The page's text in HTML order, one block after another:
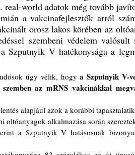
real-world adatok még tovább
a vakcinafejlesztők arról
orosz lakos körében az
szembeni védelem
Szputnyik V hatékonysága a
úgy vélik, hogy
a Szputnyik V-
az mRNS vakcinákkal
oltóanyagok alkalmazása során